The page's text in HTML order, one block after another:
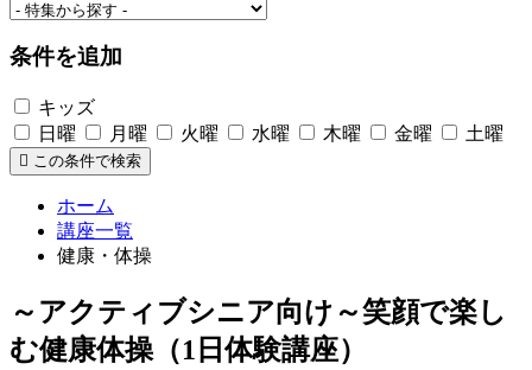
条件を追加
キッズ
日曜
月曜 火曜 水曜 木曜 金曜 土曜
この条件で検索
ホーム
講座一覧
健康・体操
～アクティブシニア向け～笑顔で楽し
む健康体操（1日体験講座）